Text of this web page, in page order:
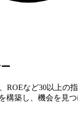
ROEなど30以上の
構築し、機会を見つ